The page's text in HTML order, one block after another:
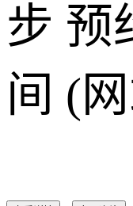
步 预
间 (